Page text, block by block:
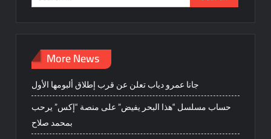
for:
More News
جانا عمرو دياب تعلن عن قرب إطلاق ألبومها الأول
حساب مسلسل “هذا البحر يفيض” على منصة “إكس” يرحب
بمحمد صلاح